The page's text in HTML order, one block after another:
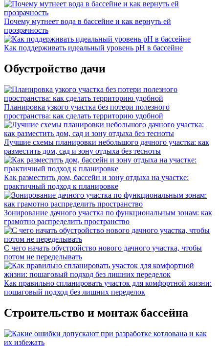
Почему мутнеет вода в бассейне и как вернуть ей
прозрачность
Как поддерживать идеальный уровень pH в бассейне
Обустройство дачи
Планировка узкого участка без потери полезного
пространства: как сделать территорию удобной
Лучшие схемы планировки небольшого дачного участка: как
разместить дом, сад и зону отдыха без тесноты
Как разместить дом, бассейн и зону отдыха на участке:
практичный подход к планировке
Зонирование дачного участка по функциональным зонам: как
грамотно распределить пространство
С чего начать обустройство нового дачного участка, чтобы
потом не переделывать
Как правильно спланировать участок для комфортной жизни:
пошаговый подход без лишних переделок
Строительство и монтаж бассейна